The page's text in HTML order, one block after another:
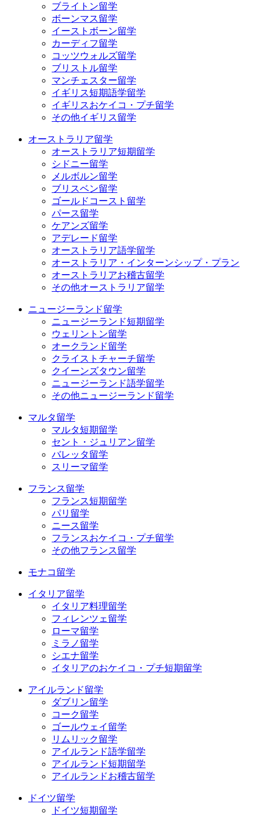
ブライトン留学
ボーンマス留学
イーストボーン留学
カーディフ留学
コッツウォルズ留学
ブリストル留学
マンチェスター留学
イギリス短期語学留学
イギリスおケイコ・プチ留学
その他イギリス留学
オーストラリア留学
オーストラリア短期留学
シドニー留学
メルボルン留学
ブリスベン留学
ゴールドコースト留学
パース留学
ケアンズ留学
アデレード留学
オーストラリア語学留学
オーストラリア・インターンシップ・プラン
オーストラリアお稽古留学
その他オーストラリア留学
ニュージーランド留学
ニュージーランド短期留学
ウェリントン留学
オークランド留学
クライストチャーチ留学
クイーンズタウン留学
ニュージーランド語学留学
その他ニュージーランド留学
マルタ留学
マルタ短期留学
セント・ジュリアン留学
バレッタ留学
スリーマ留学
フランス留学
フランス短期留学
パリ留学
ニース留学
フランスおケイコ・プチ留学
その他フランス留学
モナコ留学
イタリア留学
イタリア料理留学
フィレンツェ留学
ローマ留学
ミラノ留学
シエナ留学
イタリアのおケイコ・プチ短期留学
アイルランド留学
ダブリン留学
コーク留学
ゴールウェイ留学
リムリック留学
アイルランド語学留学
アイルランド短期留学
アイルランドお稽古留学
ドイツ留学
ドイツ短期留学